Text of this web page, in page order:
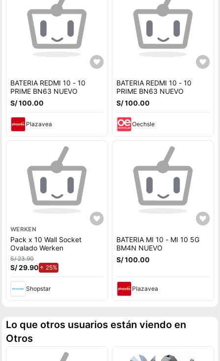
BATERIA REDMI 10 - 10
PRIME BN63 NUEVO
S/ 100.00
Plazavea
BATERIA REDMI 10 - 10
PRIME BN63 NUEVO
S/ 100.00
Oechsle
WERKEN
Pack x 10 Wall Socket
Ovalado Werken
S/ 23.90
S/ 29.90 25%
Shopstar
BATERIA MI 10 - MI 10 5G
BM4N NUEVO
S/ 100.00
Plazavea
Lo que otros usuarios están viendo en
Otros